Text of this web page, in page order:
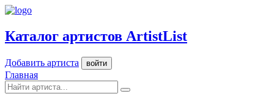
Каталог артистов ArtistList
Добавить артиста войти
Главная